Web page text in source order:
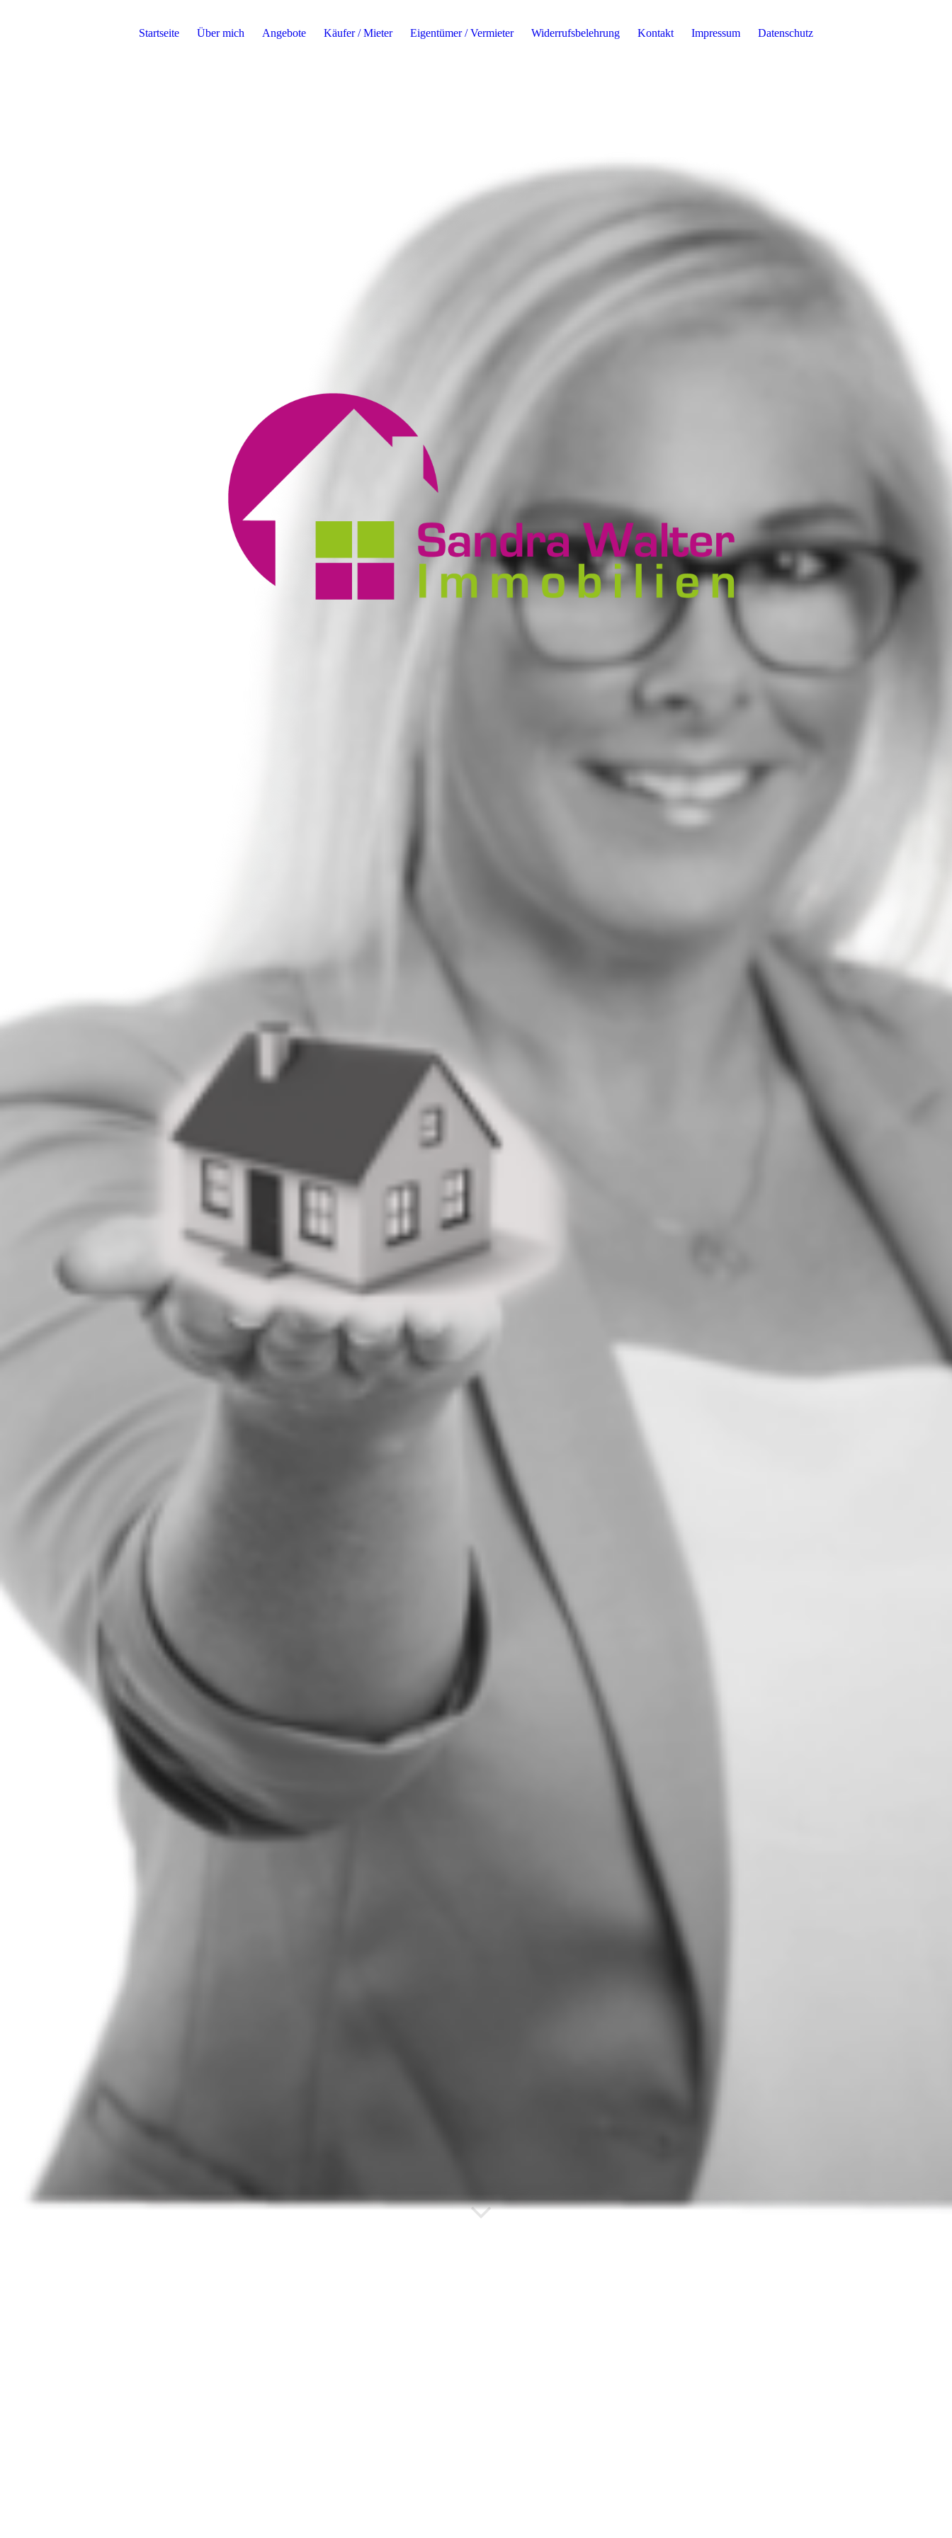
Startseite Über mich Angebote Käufer / Mieter Eigentümer / Vermieter Widerrufsbelehrung Kontakt Impressum Datenschutz